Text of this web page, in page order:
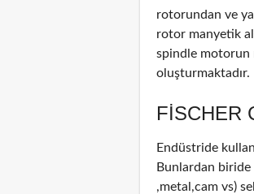
rotorundan ve
rotor manyetik
spindle motorun
oluşturmaktadır.
FISCHER
Endüstride
Bunlardan
,metal,cam vs)